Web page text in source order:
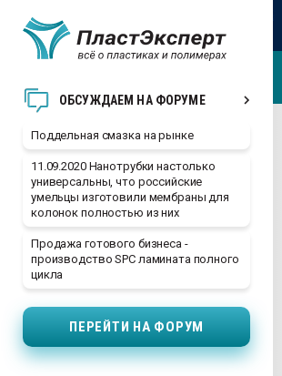
ОБСУЖДАЕМ НА ФОРУМЕ
Поддельная смазка на рынке
11.09.2020 Нанотрубки настолько
универсальны, что российские
умельцы изготовили мембраны для
колонок полностью из них
Продажа готового бизнеса -
производство SPC ламината полного
цикла
ПЕРЕЙТИ НА ФОРУМ